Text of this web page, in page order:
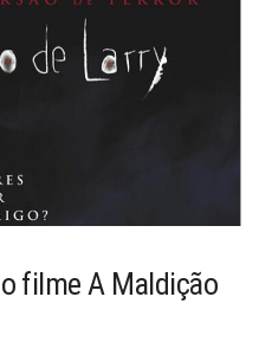
filme A Maldição